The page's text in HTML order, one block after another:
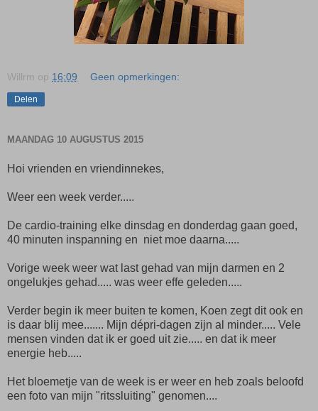
Willrm op 16:09 Geen opmerkingen:
Delen
MAANDAG 10 AUGUSTUS 2015
Hoi vrienden en vriendinnekes,
Weer een week verder.....
De cardio-training elke dinsdag en donderdag gaan goed,
40 minuten inspanning en niet moe daarna.....
Vorige week weer wat last gehad van mijn darmen en 2
ongelukjes gehad..... was weer effe geleden.....
Verder begin ik meer buiten te komen, Koen zegt dit ook en
is daar blij mee....... Mijn dépri-dagen zijn al minder..... Vele
mensen vinden dat ik er goed uit zie..... en dat ik meer
energie heb.....
Het bloemetje van de week is er weer en heb zoals beloofd
een foto van mijn "ritssluiting" genomen....